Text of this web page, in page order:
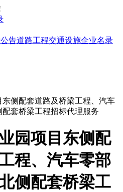
告道路工程交通设施企业名录
侧配套道路及桥梁工程、汽车
套桥梁工程招标代理服务
园项目东侧配
程、汽车零部
侧配套桥梁工